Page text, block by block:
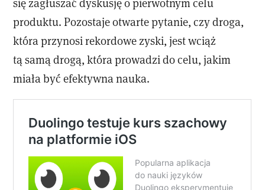
produktu. Pozostaje otwarte pytanie, czy droga,
która przynosi rekordowe zyski, jest wciąż
tą samą drogą, która prowadzi do celu, jakim
miała być efektywna nauka.